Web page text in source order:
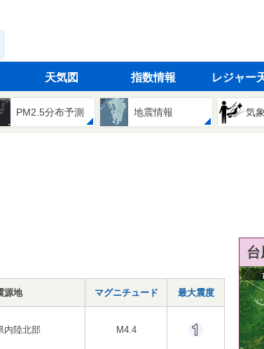
天気図 指数情報 レジャー
PM2.5分布予測 地震情報 気
源地 マグニチュード 最大震度
内陸北部 M4.4